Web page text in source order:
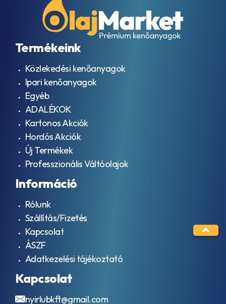
Termékeink
Közlekedési kenőanyagok
Ipari kenőanyagok
Egyéb
ADALÉKOK
Kartonos Akciók
Hordós Akciók
Új Termékek
Professzionális Váltóolajok
Információ
Rólunk
Szállítás/Fizetés
Kapcsolat
ÁSZF
Adatkezelési tájékoztató
Kapcsolat
nyirlubkft@gmail.com